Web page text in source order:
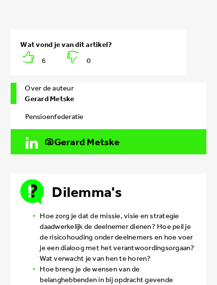
6 0
Over de auteur
Gerard Metske
Pensioenfederatie
Gerard Metske
Dilemma's
Hoe zorg je dat de missie, visie en strategie
daad­werkelijk de deelnemer dienen? Hoe peil je
de risicohouding onder deelnemers en hoe voer
je een dialoog met het verantwoordingsorgaan?
Wat verwacht je van hen te horen?
Hoe breng je de wensen van de
belanghebbenden in bij opdracht gevende